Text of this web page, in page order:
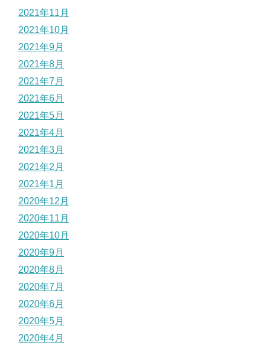
2021年11月
2021年10月
2021年9月
2021年8月
2021年7月
2021年6月
2021年5月
2021年4月
2021年3月
2021年2月
2021年1月
2020年12月
2020年11月
2020年10月
2020年9月
2020年8月
2020年7月
2020年6月
2020年5月
2020年4月